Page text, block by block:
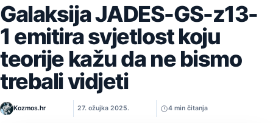
Galaksija JADES-GS-z13-
1 emitira svjetlost koju
teorije kažu da ne bismo
trebali vidjeti
Kozmos.hr 27. ožujka 2025. 4 min čitanja